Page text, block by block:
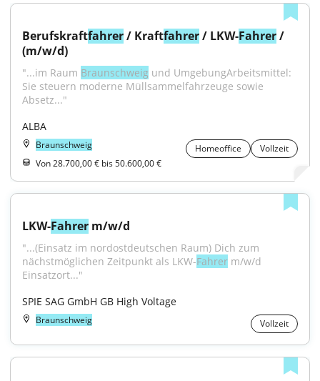
Berufskraftfahrer / Kraftfahrer / LKW-Fahrer /
(m/w/d)
"...im Raum Braunschweig und UmgebungArbeitsmittel:
Sie steuern moderne Müllsammelfahrzeuge sowie
Absetz..."
ALBA
Braunschweig Homeoffice
Vollzeit
Von 28.700,00 € bis 50.600,00 €
LKW-Fahrer m/w/d
"...(Einsatz im nordostdeutschen Raum) Dich zum
nächstmöglichen Zeitpunkt als LKW-Fahrer m/w/d
Einsatzort..."
SPIE SAG GmbH GB High Voltage
Braunschweig Vollzeit